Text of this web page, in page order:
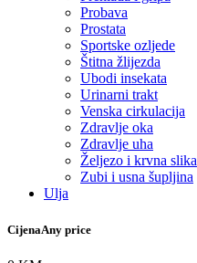
Probava
Prostata
Sportske ozljede
Štitna žlijezda
Ubodi insekata
Urinarni trakt
Venska cirkulacija
Zdravlje oka
Zdravlje uha
Željezo i krvna slika
Zubi i usna šupljina
Ulja
CijenaAny price